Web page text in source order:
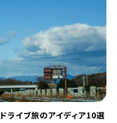
ライブ旅のアイディア10選